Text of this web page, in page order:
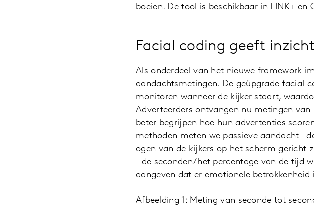
boeien. De tool is beschikbaar in LINK+ en
Facial coding geeft
Als onderdeel van het nieuwe framework
aandachtsmetingen. De geüpgrade facial
monitoren wanneer de kijker staart,
Adverteerders ontvangen nu metingen
beter begrijpen hoe hun advertenties
methoden meten we passieve aandacht –
ogen van de kijkers op het scherm gericht
– de seconden/het percentage van de tijd
aangeven dat er emotionele betrokkenheid
Afbeelding 1: Meting van seconde tot